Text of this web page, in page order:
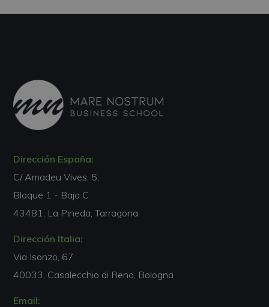
Dirección España:
C/ Amadeu Vives, 5,
Bloque 1 - Bajo C
43481, La Pineda, Tarragona
Dirección Italia:
Via Isonzo, 67
40033, Casalecchio di Reno, Bologna
Email: